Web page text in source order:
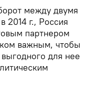
между двумя
2014 г., Россия
партнером
важным, чтобы
выгодного для нее